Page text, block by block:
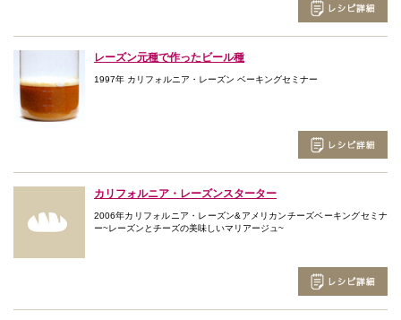
レーズン元種で作ったビール種
1997年 カリフォルニア・レーズン ベーキングセミナー
カリフォルニア・レーズンスターター
2006年カリフォルニア・レーズン&アメリカンチーズベーキングセミナ
ー~レーズンとチーズの美味しいマリアージュ~